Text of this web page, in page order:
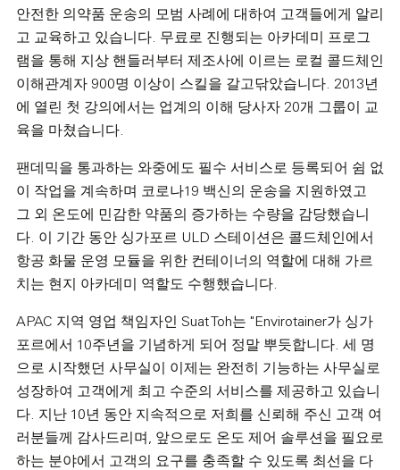
안전한 의약품 운송의 모범 사례에 대하여 고객들에게 알리
고 교육하고 있습니다. 무료로 진행되는 아카데미 프로그
램을 통해 지상 핸들러부터 제조사에 이르는 로컬 콜드체인
이해관계자 900명 이상이 스킬을 갈고닦았습니다. 2013년
에 열린 첫 강의에서는 업계의 이해 당사자 20개 그룹이 교
육을 마쳤습니다.
팬데믹을 통과하는 와중에도 필수 서비스로 등록되어 쉼 없
이 작업을 계속하며 코로나19 백신의 운송을 지원하였고
그 외 온도에 민감한 약품의 증가하는 수량을 감당했습니
다. 이 기간 동안 싱가포르 ULD 스테이션은 콜드체인에서
항공 화물 운영 모듈을 위한 컨테이너의 역할에 대해 가르
치는 현지 아카데미 역할도 수행했습니다.
APAC 지역 영업 책임자인 Suat Toh는 "Envirotainer가 싱가
포르에서 10주년을 기념하게 되어 정말 뿌듯합니다. 세 명
으로 시작했던 사무실이 이제는 완전히 기능하는 사무실로
성장하여 고객에게 최고 수준의 서비스를 제공하고 있습니
다. 지난 10년 동안 지속적으로 저희를 신뢰해 주신 고객 여
러분들께 감사드리며, 앞으로도 온도 제어 솔루션을 필요로
하는 분야에서 고객의 요구를 충족할 수 있도록 최선을 다